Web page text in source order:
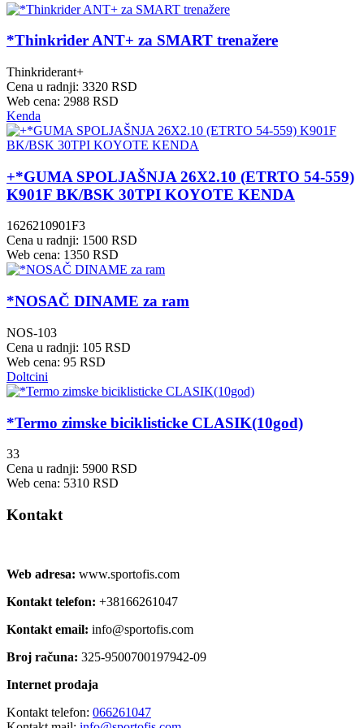
*Thinkrider ANT+ za SMART trenažere
Thinkriderant+
Cena u radnji: 3320 RSD
Web cena: 2988 RSD
Kenda
+*GUMA SPOLJAŠNJA 26X2.10 (ETRTO 54-559)
K901F BK/BSK 30TPI KOYOTE KENDA
1626210901F3
Cena u radnji: 1500 RSD
Web cena: 1350 RSD
*NOSAČ DINAME za ram
NOS-103
Cena u radnji: 105 RSD
Web cena: 95 RSD
Doltcini
*Termo zimske biciklisticke CLASIK(10god)
33
Cena u radnji: 5900 RSD
Web cena: 5310 RSD
Kontakt
Web adresa: www.sportofis.com
Kontakt telefon: +38166261047
Kontakt email: info@sportofis.com
Broj računa: 325-9500700197942-09
Internet prodaja
Kontakt telefon: 066261047